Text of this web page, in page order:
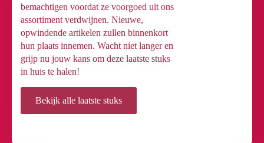
bemachtigen voordat ze voorgoed uit ons
assortiment verdwijnen. Nieuwe,
opwindende artikelen zullen binnenkort
hun plaats innemen. Wacht niet langer en
grijp nu jouw kans om deze laatste stuks
in huis te halen!
Bekijk alle laatste stuks